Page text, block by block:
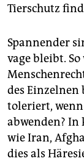
Tierschutz
Spannender
vage bleibt.
des Einzelnen
toleriert,
abwenden? In
wie Iran,
dies als